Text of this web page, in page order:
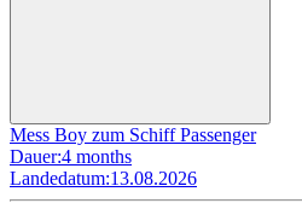
Mess Boy zum Schiff Passenger
Dauer:4 months
Landedatum:13.08.2026